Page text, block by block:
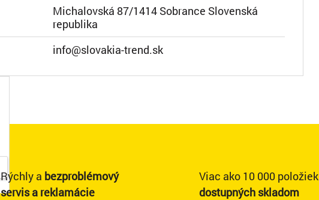
Michalovská 87/1414 Sobrance Slovenská
republika
info@slovakia-trend.sk
Rýchly a bezproblémový
servis a reklamácie
Viac ako 10 000 položiek
dostupných skladom